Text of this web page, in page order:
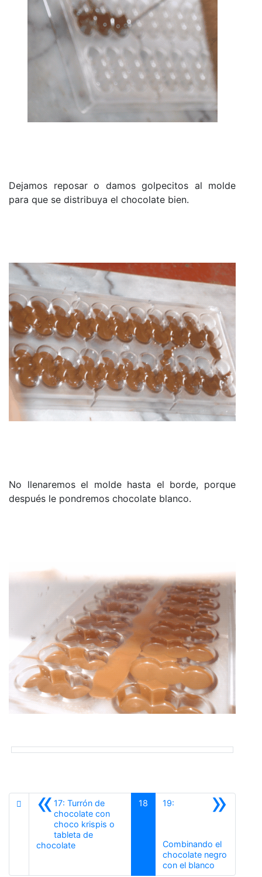
Dejamos reposar o damos golpecitos al molde
para que se distribuya el chocolate bien.
No llenaremos el molde hasta el borde, porque
después le pondremos chocolate blanco.
«17: Turrón de
chocolate con
choco krispis o
tableta de
chocolateAnterior
18 »
19:
Combinando el
chocolate negro
con el blancoSiguiente